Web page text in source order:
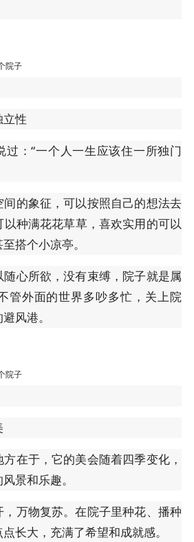
院子
立性
过：“一个人一生应该住一所独门
间的象征，可以按照自己的想法去
种满花花草草，喜欢实用的可以
搭个小凉亭。
心所欲，没有束缚，院子就是属
管外面的世界多吵多忙，关上院
风港。
院子
在于，它的美会随着四季变化，
景和乐趣。
万物复苏。在院子里种花、播种
长大，充满了希望和成就感。